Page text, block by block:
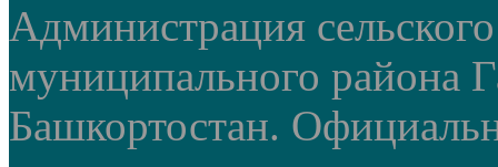
Администрация
муниципального района
Башкортостан.